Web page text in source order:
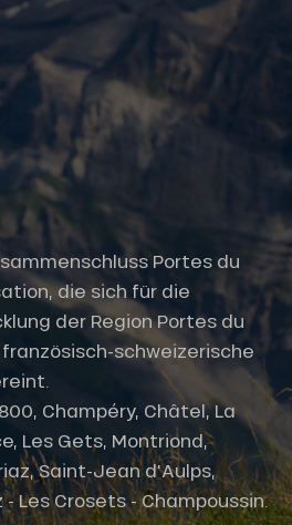
Service
Portes du
die sich für die
der Region Portes du
schweizerische
Champéry, Châtel, La
Les Gets, Montriond,
Saint-Jean d'Aulps,
- Les Crosets - Champoussin.